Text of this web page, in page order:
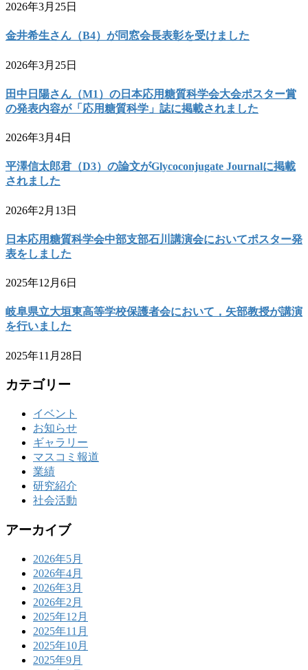
2026年3月25日
金井希生さん（B4）が同窓会長表彰を受けました
2026年3月25日
田中日陽さん（M1）の日本応用糖質科学会大会ポスター賞
の発表内容が「応用糖質科学」誌に掲載されました
2026年3月4日
平澤信太郎君（D3）の論文がGlycoconjugate Journalに掲載
されました
2026年2月13日
日本応用糖質科学会中部支部石川講演会においてポスター発
表をしました
2025年12月6日
岐阜県立大垣東高等学校保護者会において，矢部教授が講演
を行いました
2025年11月28日
カテゴリー
イベント
お知らせ
ギャラリー
マスコミ報道
業績
研究紹介
社会活動
アーカイブ
2026年5月
2026年4月
2026年3月
2026年2月
2025年12月
2025年11月
2025年10月
2025年9月